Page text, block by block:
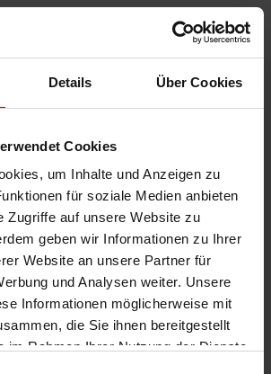
Details Über Cookies
Cookies
um Inhalte und Anzeigen zu
für soziale Medien anbieten
Zugriffe auf unsere Website zu
geben wir Informationen zu Ihrer
Website an unsere Partner für
und Analysen weiter. Unsere
Informationen möglicherweise mit
die Sie ihnen bereitgestellt
im Rahmen Ihrer Nutzung der Dienste